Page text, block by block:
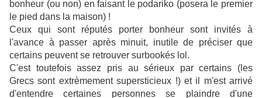
bonheur (ou non) en faisant le podariko (posera le premier
le pied dans la maison) !
Ceux qui sont réputés porter bonheur sont invités à
l'avance à passer après minuit, inutile de préciser que
certains peuvent se retrouver surbookés lol.
C'est toutefois assez pris au sérieux par certains (les
Grecs sont extrèmement supersticieux !) et il m'est arrivé
d'entendre certaines personnes se plaindre d'une